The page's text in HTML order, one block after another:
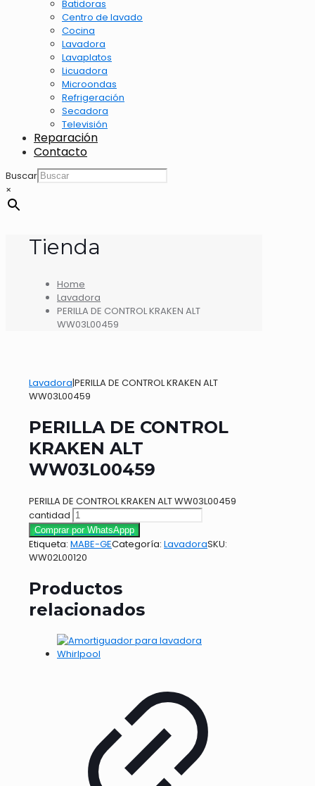
Batidoras
Centro de lavado
Cocina
Lavadora
Lavaplatos
Licuadora
Microondas
Refrigeración
Secadora
Televisión
Reparación
Contacto
Buscar
×
Tienda
Home
Lavadora
PERILLA DE CONTROL KRAKEN ALT
WW03L00459
Lavadora|PERILLA DE CONTROL KRAKEN ALT
WW03L00459
PERILLA DE CONTROL
KRAKEN ALT
WW03L00459
PERILLA DE CONTROL KRAKEN ALT WW03L00459
cantidad
Comprar por WhatsAppp
Etiqueta: MABE-GECategoría: LavadoraSKU:
WW02L00120
Productos
relacionados